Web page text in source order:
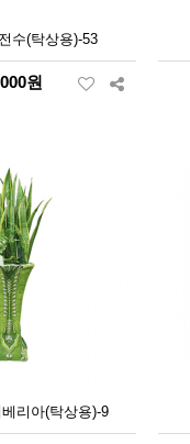
수(탁상용)-53
원
리아(탁상용)-9